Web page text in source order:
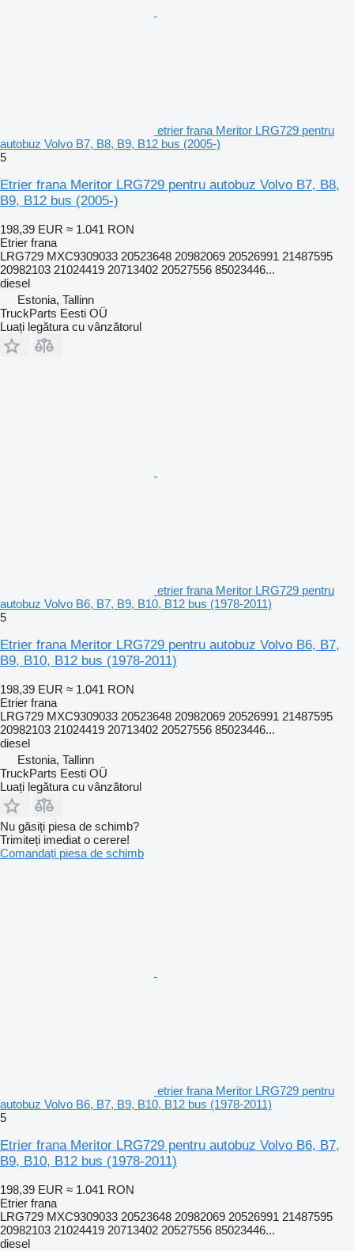
etrier frana Meritor LRG729 pentru
autobuz Volvo B7, B8, B9, B12 bus (2005-)
5
Etrier frana Meritor LRG729 pentru autobuz Volvo B7, B8,
B9, B12 bus (2005-)
198,39 EUR ≈ 1.041 RON
Etrier frana
LRG729 MXC9309033 20523648 20982069 20526991 21487595
20982103 21024419 20713402 20527556 85023446...
diesel
Estonia, Tallinn
TruckParts Eesti OÜ
Luați legătura cu vânzătorul
etrier frana Meritor LRG729 pentru
autobuz Volvo B6, B7, B9, B10, B12 bus (1978-2011)
5
Etrier frana Meritor LRG729 pentru autobuz Volvo B6, B7,
B9, B10, B12 bus (1978-2011)
198,39 EUR ≈ 1.041 RON
Etrier frana
LRG729 MXC9309033 20523648 20982069 20526991 21487595
20982103 21024419 20713402 20527556 85023446...
diesel
Estonia, Tallinn
TruckParts Eesti OÜ
Luați legătura cu vânzătorul
Nu găsiți piesa de schimb?
Trimiteți imediat o cerere!
Comandați piesa de schimb
etrier frana Meritor LRG729 pentru
autobuz Volvo B6, B7, B9, B10, B12 bus (1978-2011)
5
Etrier frana Meritor LRG729 pentru autobuz Volvo B6, B7,
B9, B10, B12 bus (1978-2011)
198,39 EUR ≈ 1.041 RON
Etrier frana
LRG729 MXC9309033 20523648 20982069 20526991 21487595
20982103 21024419 20713402 20527556 85023446...
diesel